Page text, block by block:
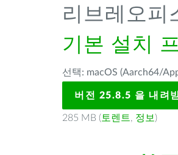
리브레오피
기본 설치
선택: macOS (Aarch64/
버전 25.8.5 을 내려
285 MB ( 토렌트, 정보 )